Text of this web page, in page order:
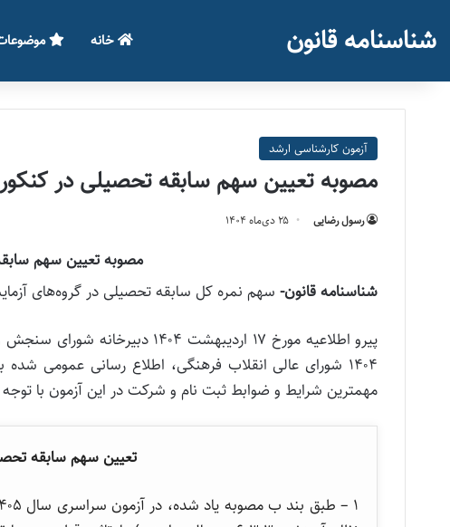
شناسنامه قانون خانه
آزمون کارشناسی ارشد
مصوبه تعیین سهم سابقه تحصیلی در کنکور ۱۴۰۵
رسول رضایی ۲۵ دی‌ماه ۱۴۰۴
مصوبه تعیین سهم سابقه
شناسنامه قانون-سهم نمره کل سابقه تحصیلی در گروه‌های آزمایشی
مهمترین شرایط و ضوابط ثبت نام و شرکت در این آزمون با
تعیین سهم سابقه